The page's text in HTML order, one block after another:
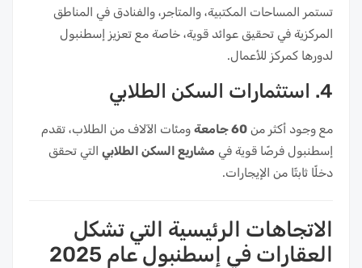
تستمر المساحات المكتبية، والمتاجر، والفنادق في المناطق
المركزية في تحقيق عوائد قوية، خاصة مع تعزيز إسطنبول
لدورها كمركز للأعمال.
4. استثمارات السكن الطلابي
مع وجود أكثر من 60 جامعة
ومئات الآلاف من الطلاب، تقدم
إسطنبول فرصًا قوية في مشاريع السكن الطلابي التي تحقق
دخلًا ثابتًا من الإيجارات.
الاتجاهات الرئيسية التي تشكل
العقارات في إسطنبول عام 2025